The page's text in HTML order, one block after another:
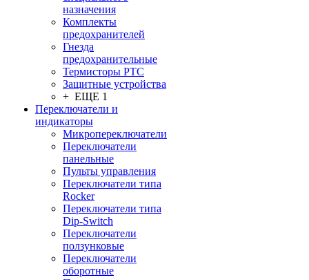
назначения
Комплекты
предохранителей
Гнезда
предохранительные
Термисторы PTC
Защитные устройства
+ ЕЩЕ 1
Переключатели и
индикаторы
Микропереключатели
Переключатели
панельные
Пульты управления
Переключатели типа
Rocker
Переключатели типа
Dip-Switch
Переключатели
ползунковые
Переключатели
оборотные